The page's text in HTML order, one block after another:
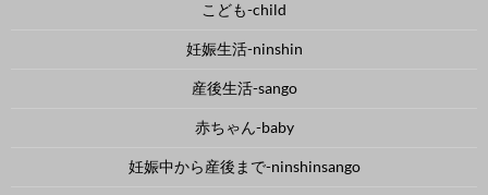
こども-child
妊娠生活-ninshin
産後生活-sango
赤ちゃん-baby
妊娠中から産後まで-ninshinsango